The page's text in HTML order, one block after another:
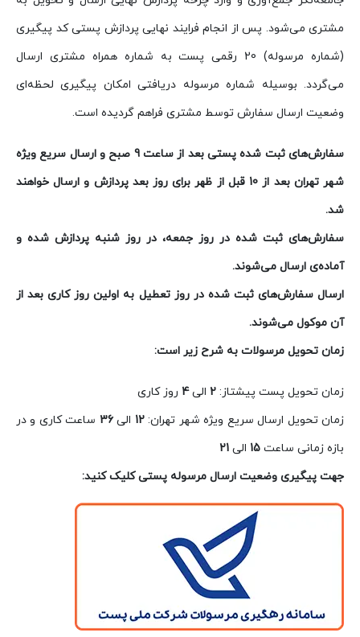
مشتری می‌شود. پس از انجام فرایند نهایی پردازش پستی کد پیگیری
(شماره مرسوله) 20 رقمی پست به شماره همراه مشتری ارسال
می‌گردد. بوسیله شماره مرسوله دریافتی امکان پیگیری لحظه‌ای
وضعیت ارسال سفارش توسط مشتری فراهم گردیده است.
سفارش‌های ثبت شده پستی بعد از ساعت 9 صبح و ارسال سریع ویژه
شهر تهران بعد از 10 قبل از ظهر برای روز بعد پردازش و ارسال خواهند
شد.
سفارش‌های ثبت شده در روز جمعه، در روز شنبه پردازش شده و
آماده‌ی ارسال می‌شوند.
ارسال سفارش‌های ثبت شده در روز تعطیل به اولین روز کاری بعد از
آن موکول می‌شوند.
زمان تحویل مرسولات به شرح زیر است:
زمان تحویل پست پیشتاز:2 الی4 روز کاری
زمان تحویل ارسال سریع ویژه شهر تهران:12 الی36 ساعت کاری و در
بازه زمانی ساعت15 الی21
جهت پیگیری وضعیت ارسال مرسوله پستی کلیک کنید: